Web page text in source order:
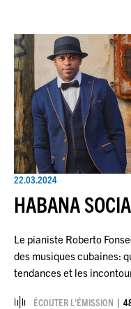
22.03.2024
HABANA
Le pianiste Roberto
des musiques cubaines:
tendances et les
ÉCOUTER L’ÉMISSION